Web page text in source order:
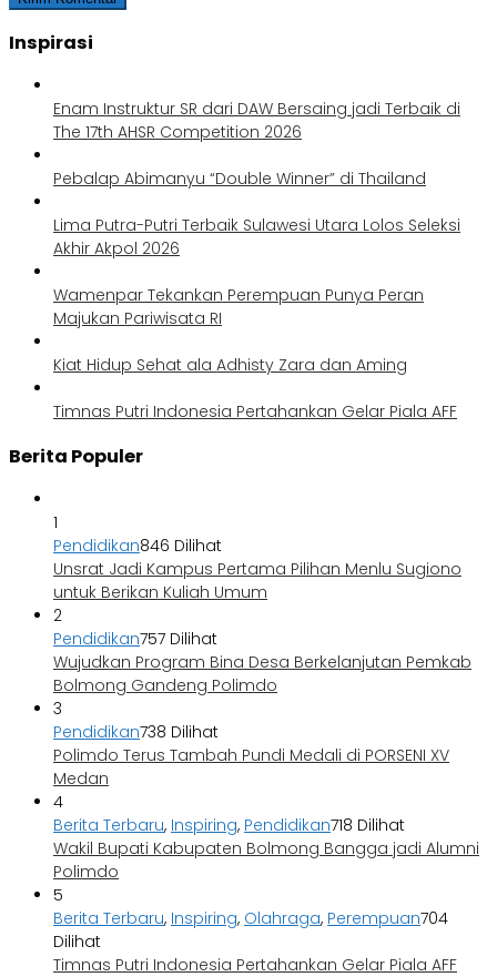
Inspirasi
Enam Instruktur SR dari DAW Bersaing jadi Terbaik di
The 17th AHSR Competition 2026
Pebalap Abimanyu “Double Winner” di Thailand
Lima Putra-Putri Terbaik Sulawesi Utara Lolos Seleksi
Akhir Akpol 2026
Wamenpar Tekankan Perempuan Punya Peran
Majukan Pariwisata RI
Kiat Hidup Sehat ala Adhisty Zara dan Aming
Timnas Putri Indonesia Pertahankan Gelar Piala AFF
Berita Populer
1
Pendidikan846 Dilihat
Unsrat Jadi Kampus Pertama Pilihan Menlu Sugiono
untuk Berikan Kuliah Umum
2
Pendidikan757 Dilihat
Wujudkan Program Bina Desa Berkelanjutan Pemkab
Bolmong Gandeng Polimdo
3
Pendidikan738 Dilihat
Polimdo Terus Tambah Pundi Medali di PORSENI XV
Medan
4
Berita Terbaru, Inspiring, Pendidikan718 Dilihat
Wakil Bupati Kabupaten Bolmong Bangga jadi Alumni
Polimdo
5
Berita Terbaru, Inspiring, Olahraga, Perempuan704
Dilihat
Timnas Putri Indonesia Pertahankan Gelar Piala AFF